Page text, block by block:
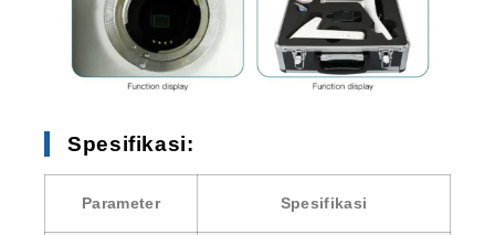
Spesifikasi:
Parameter Spesifikasi